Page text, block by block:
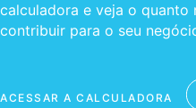
calculadora e veja o quanto
contribuir para o seu
ACESSAR A CALCULADORA